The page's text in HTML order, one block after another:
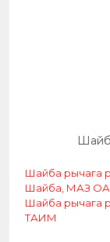
Шайба рычага
Шайба, МАЗ
Шайба рычага
ТАИМ